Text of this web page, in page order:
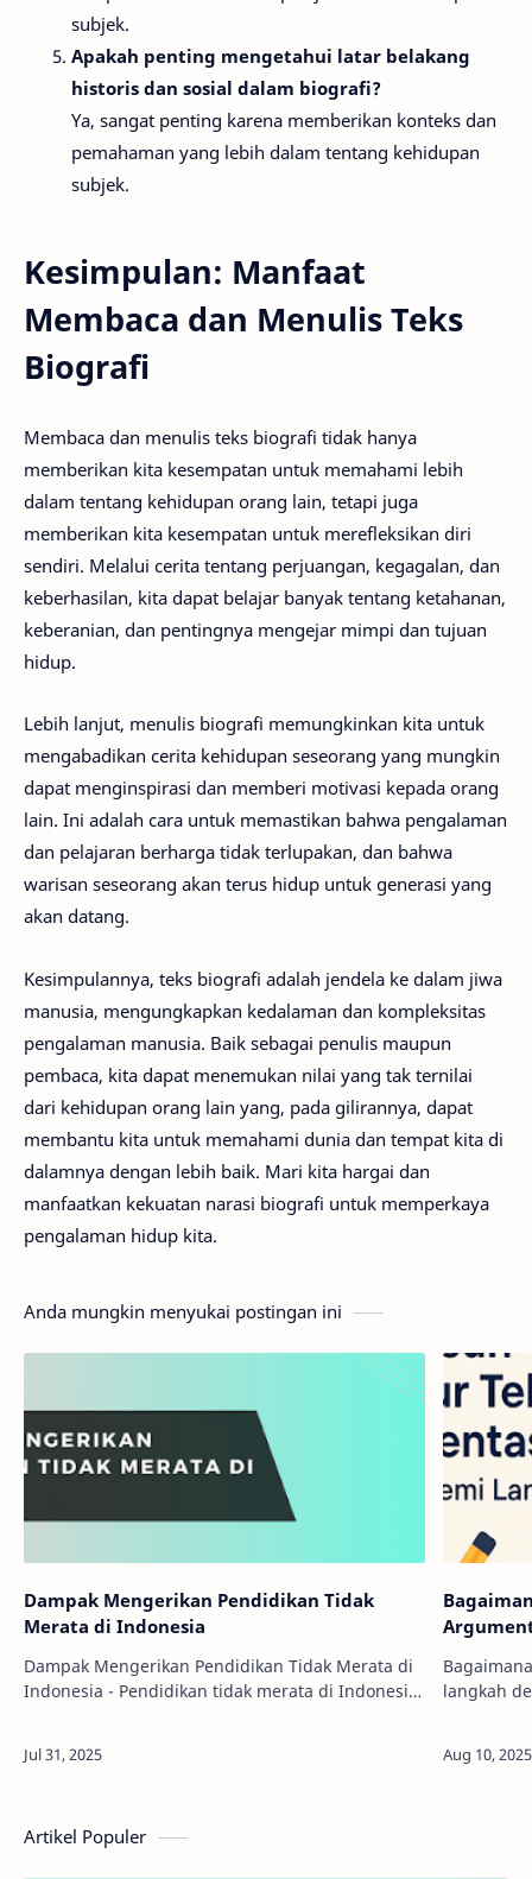
subjek.
Apakah penting mengetahui latar belakang
historis dan sosial dalam biografi?
Ya, sangat penting karena memberikan konteks dan
pemahaman yang lebih dalam tentang kehidupan
subjek.
Kesimpulan: Manfaat
Membaca dan Menulis Teks
Biografi
Membaca dan menulis teks biografi tidak hanya
memberikan kita kesempatan untuk memahami lebih
dalam tentang kehidupan orang lain, tetapi juga
memberikan kita kesempatan untuk merefleksikan diri
sendiri. Melalui cerita tentang perjuangan, kegagalan, dan
keberhasilan, kita dapat belajar banyak tentang ketahanan,
keberanian, dan pentingnya mengejar mimpi dan tujuan
hidup.
Lebih lanjut, menulis biografi memungkinkan kita untuk
mengabadikan cerita kehidupan seseorang yang mungkin
dapat menginspirasi dan memberi motivasi kepada orang
lain. Ini adalah cara untuk memastikan bahwa pengalaman
dan pelajaran berharga tidak terlupakan, dan bahwa
warisan seseorang akan terus hidup untuk generasi yang
akan datang.
Kesimpulannya, teks biografi adalah jendela ke dalam jiwa
manusia, mengungkapkan kedalaman dan kompleksitas
pengalaman manusia. Baik sebagai penulis maupun
pembaca, kita dapat menemukan nilai yang tak ternilai
dari kehidupan orang lain yang, pada gilirannya, dapat
membantu kita untuk memahami dunia dan tempat kita di
dalamnya dengan lebih baik. Mari kita hargai dan
manfaatkan kekuatan narasi biografi untuk memperkaya
pengalaman hidup kita.
Anda mungkin menyukai postingan ini
Dampak Mengerikan Pendidikan Tidak
Merata di Indonesia
Dampak Mengerikan Pendidikan Tidak Merata di
Indonesia - Pendidikan tidak merata di Indonesia
langkah
Artikel Populer